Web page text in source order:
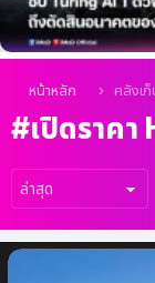
คุณอยู่ที่นี่:
หน้าหลัก คลังเก็บแท็ก
เปิดราคา
เรื่อง